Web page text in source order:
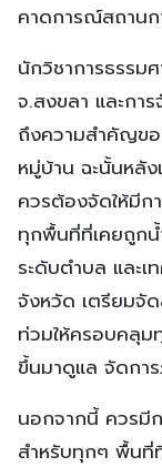
คาดการณ์สถาน
นักวิชาการธรรม
จ.สงขลา และกา
ถึงความสำคัญข
หมู่บ้าน ฉะนั้นหลั
ควรต้องจัดให้มีก
ทุกพื้นที่ที่เคยถูกน้
ระดับตำบล และเ
จังหวัด เตรียมจั
ท่วมให้ครอบคลุ
ขึ้นมาดูแล จัดกา
นอกจากนี้ ควรมี
สำหรับทุกๆ พื้นที่